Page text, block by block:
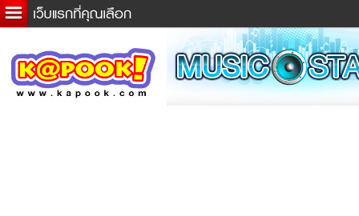
ข่าวด่วน
ละคร